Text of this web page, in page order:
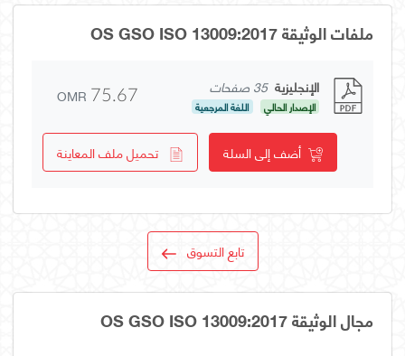
ملفات الوثيقة OS GSO ISO 13009:2017
الإنجليزية 35 صفحات
الإصدار الحالي اللغة المرجعية OMR 75.67
أضف إلى السلة تحميل ملف المعاينة
تابع التسوق
مجال الوثيقة OS GSO ISO 13009:2017